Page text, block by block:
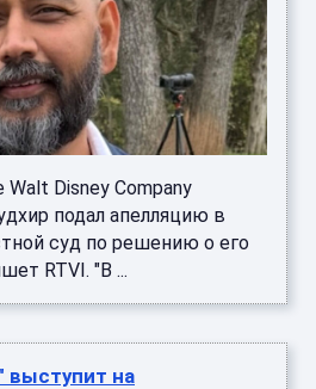
Disney Company
подал апелляцию в
суд по решению о его
RTVI. "В ...
выступит на